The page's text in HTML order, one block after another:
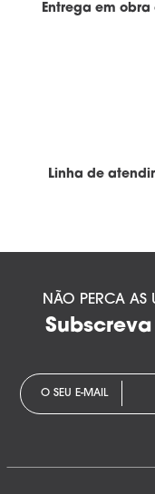
Entrega em
Linha de
NÃO PERCA AS
O SEU E-MAIL